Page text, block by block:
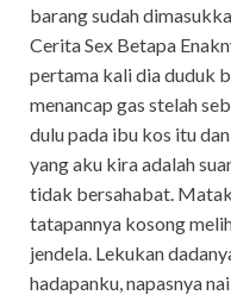
barang sudah
Cerita Sex Betapa
pertama kali dia duduk
menancap gas stelah
dulu pada ibu kos itu
yang aku kira adalah
tidak bersahabat.
tatapannya kosong
jendela. Lekukan
hadapanku, napasnya